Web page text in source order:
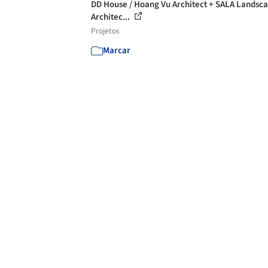
DD House / Hoang Vu Architect + SALA
Architec...
Projetos
Marcar